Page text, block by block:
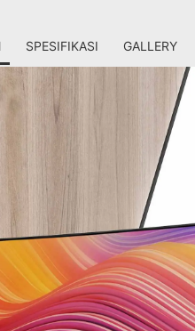
SPESIFIKASI GALLERY